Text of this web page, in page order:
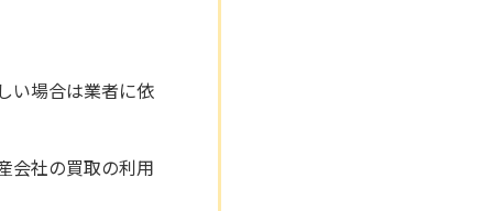
い場合は業者に依
会社の買取の利用